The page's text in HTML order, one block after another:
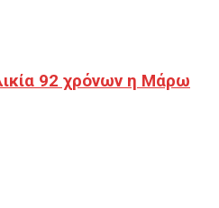
92 χρόνων η Μάρω